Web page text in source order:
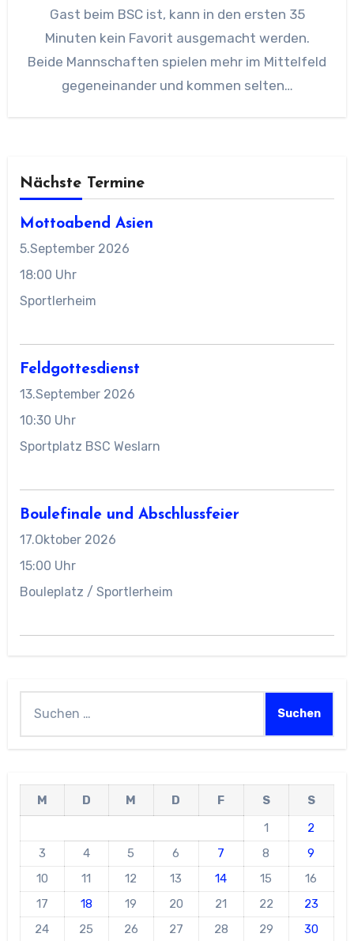
Gast beim BSC ist, kann in den ersten 35
Minuten kein Favorit ausgemacht werden.
Beide Mannschaften spielen mehr im Mittelfeld
gegeneinander und kommen selten…
Nächste Termine
Mottoabend Asien
5.September 2026
18:00 Uhr
Sportlerheim
Feldgottesdienst
13.September 2026
10:30 Uhr
Sportplatz BSC Weslarn
Boulefinale und Abschlussfeier
17.Oktober 2026
15:00 Uhr
Bouleplatz / Sportlerheim
M D M D F S
S
1
2
3
4 5 6 7 8
9
10
11 12 13 14 15
16
17
18 19 20 21 22
23
24
25 26 27 28 29 30